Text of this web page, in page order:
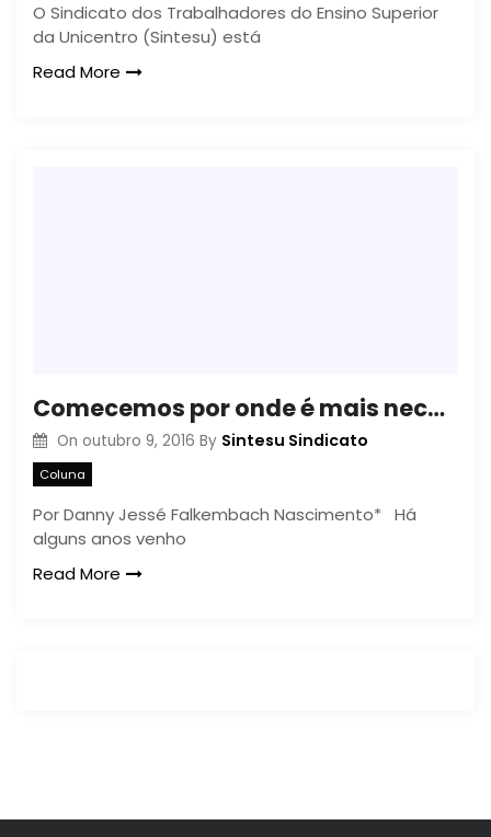
O Sindicato dos Trabalhadores do Ensino Superior
da Unicentro (Sintesu) está
Read More
Comecemos por onde é mais necessário
On outubro 9, 2016 By Sintesu Sindicato
Coluna
Por Danny Jessé Falkembach Nascimento* Há
alguns anos venho
Read More